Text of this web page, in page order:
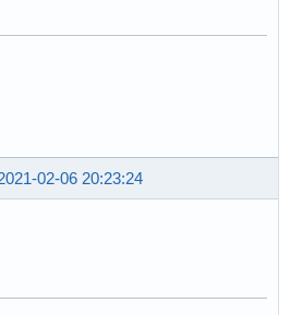
02-06 20:23:24